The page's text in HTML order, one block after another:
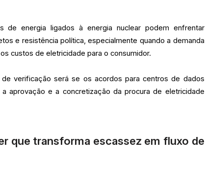
de energia ligados à energia nuclear podem enfrentar
e resistência política, especialmente quando a demanda
custos de eletricidade para o consumidor.
verificação será se os acordos para centros de dados
aprovação e a concretização da procura de eletricidade
que transforma escassez em fluxo de